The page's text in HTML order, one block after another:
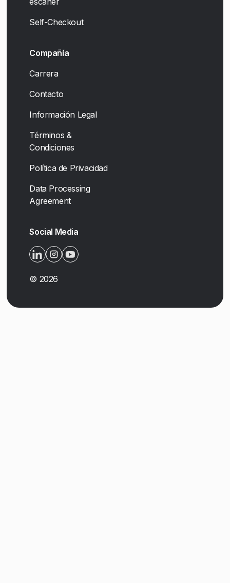
Self-Checkout
Compañía
Carrera
Contacto
Información Legal
Términos &
Condiciones
Política de Privacidad
Data Processing
Agreement
Social Media
© 2026